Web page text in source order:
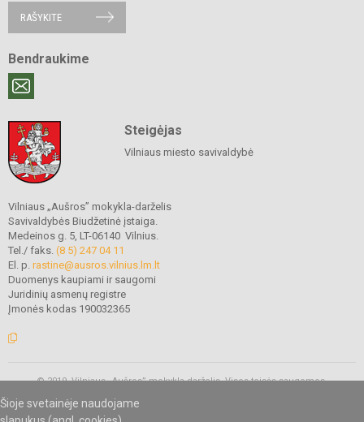
Šioje svetainėje naudojame
RAŠYKITE
Bendraukime
Steigėjas
Vilniaus miesto savivaldybė
Vilniaus „Aušros” mokykla-darželis
Savivaldybės Biudžetinė įstaiga.
Medeinos g. 5, LT-06140 Vilnius.
Tel./ faks. (8 5) 247 04 11
El. p. rastine@ausros.vilnius.lm.lt
Duomenys kaupiami ir saugomi
Juridinių asmenų registre
Įmonės kodas 190032365
© 2019. Vilniaus „Aušros” mokykla-darželis. Visos teisės saugomos.